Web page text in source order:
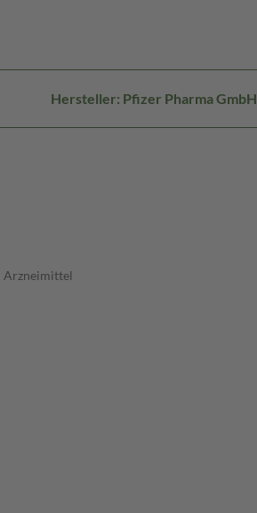
Hersteller: Pfizer Pharma GmbH
Arzneimittel